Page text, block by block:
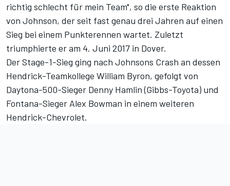
richtig schlecht für mein Team", so die erste Reaktion
von Johnson, der seit fast genau drei Jahren auf einen
Sieg bei einem Punkterennen wartet. Zuletzt
triumphierte er am 4. Juni 2017 in Dover.
Der Stage-1-Sieg ging nach Johnsons Crash an dessen
Hendrick-Teamkollege William Byron, gefolgt von
Daytona-500-Sieger Denny Hamlin (Gibbs-Toyota) und
Fontana-Sieger Alex Bowman in einem weiteren
Hendrick-Chevrolet.